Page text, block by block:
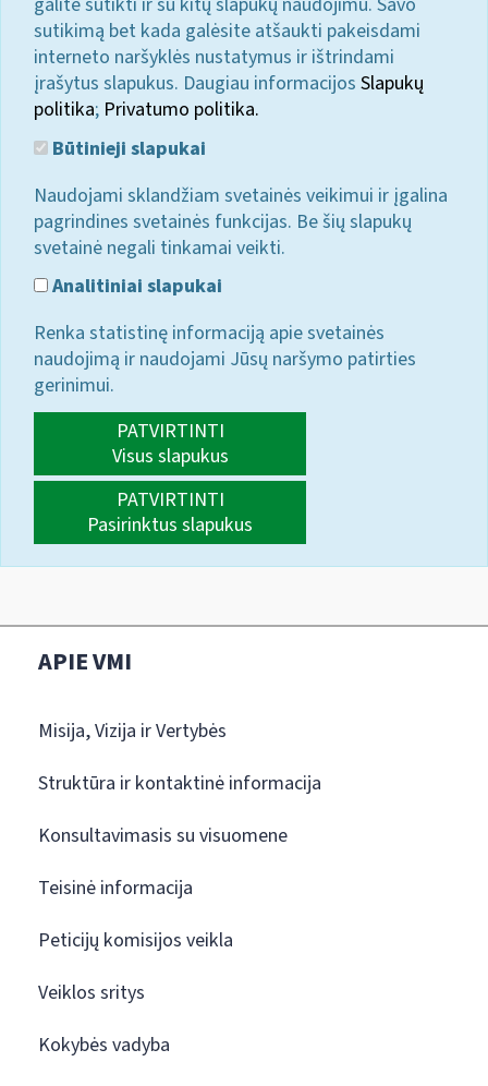
sutikimą bet kada galėsite atšaukti pakeisdami
interneto naršyklės nustatymus ir ištrindami
įrašytus slapukus. Daugiau informacijos Slapukų
politika; Privatumo politika.
Būtinieji slapukai
Naudojami sklandžiam svetainės veikimui ir įgalina
pagrindines svetainės funkcijas. Be šių slapukų
svetainė negali tinkamai veikti.
Analitiniai slapukai
Renka statistinę informaciją apie svetainės
naudojimą ir naudojami Jūsų naršymo patirties
gerinimui.
PATVIRTINTI
Visus slapukus
PATVIRTINTI
Pasirinktus slapukus
APIE VMI
Misija, Vizija ir Vertybės
Struktūra ir kontaktinė informacija
Konsultavimasis su visuomene
Teisinė informacija
Peticijų komisijos veikla
Veiklos sritys
Kokybės vadyba